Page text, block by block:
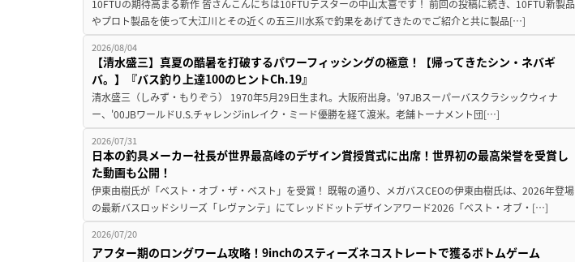
10FTUの期待高まる新作 皆さんこんにちは10FTUテスターの中山太喜です！ 前回の投稿に続き、10FTU新製品
やプロト製品を使って大江川とその近くの五三川水系で釣果をあげてきたのでご紹介と共に製品[…]
2026/08/04
【清水盛三】真夏の酷暑を打破するパワーフィッシングの極意！【帰ってきたシン・ネバギ
バ。】『バス釣り上達100のヒントCh.19』
清水盛三（しみず・もりぞう） 1970年5月29日生まれ。大阪府出身。'97JBスーパーバスクラシックウィナ
ー、'00JBワールドU.S.チャレンジinレイク・ミード優勝を経て渡米。老舗トーナメント団[…]
2026/07/31
日本の釣具メーカー社長が世界最高峰のデザイン賞授賞式に出席！世界初の最高栄誉を受賞し
た動画も公開！
伊東由樹氏が「ベスト・オブ・ザ・ベスト」を受賞！ 既報の通り、メガバスCEOの伊東由樹氏は、2026年登場
の最新バスロッドシリーズ「レヴァンテ」にてレッドドットデザインアワード2026「ベスト・オブ・[…]
2026/07/20
アフター期のロングワーム攻略！9inchのスティーズネコストレートで獲るボトムゲーム